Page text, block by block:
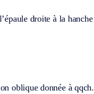
droite à la hanche
oblique donnée à qqch.